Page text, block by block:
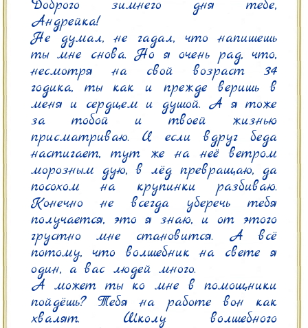
Доброго зимнего дня тебе,
Андрейка!
Не думал, не гадал, что напишешь
ты мне снова. Но я очень рад, что,
несмотря на свой возраст 34
годика, ты как и прежде веришь в
меня и сердцем и душой. А я тоже
за тобой и твоей жизнью
присматриваю. И если вдруг беда
настигает, тут же на неё ветром
морозным дую, в лёд превращаю, да
посохом на крупинки разбиваю.
Конечно не всегда уберечь тебя
получается, это я знаю, и от этого
грустно мне становится. А всё
потому, что волшебник на свете я
один, а вас людей много.
А может ты ко мне в помощники
пойдёшь? Тебя на работе вон как
хвалят. Школу волшебного